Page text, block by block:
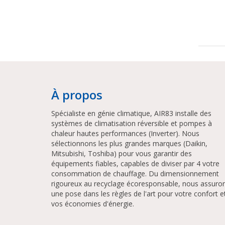
À propos
Spécialiste en génie climatique, AIR83 installe des
systèmes de climatisation réversible et pompes à
chaleur hautes performances (Inverter). Nous
sélectionnons les plus grandes marques (Daikin,
Mitsubishi, Toshiba) pour vous garantir des
équipements fiables, capables de diviser par 4 votre
consommation de chauffage. Du dimensionnement
rigoureux au recyclage écoresponsable, nous
une pose dans les règles de l'art pour votre confort
vos économies d'énergie.